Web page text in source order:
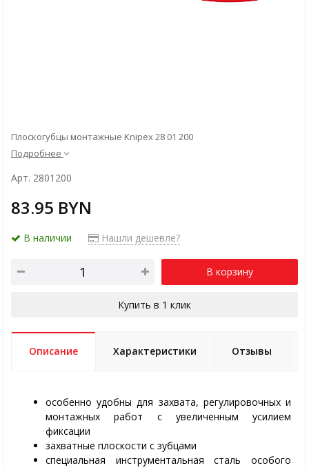
Плоскогубцы монтажные Knipex 28 01 200
Подробнее
Арт. 2801200
83.95 BYN
В наличии Нашли дешевле?
В корзину
Купить в 1 клик
Описание Характеристики Отзывы
особенно удобны для захвата, регулировочных и
монтажных работ с увеличенным усилием
фиксации
захватные плоскости с зубцами
специальная инструментальная сталь особого